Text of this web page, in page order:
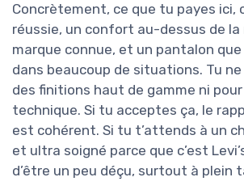
Concrètement, ce que tu payes ici,
réussie, un confort au-dessus de la
marque connue, et un pantalon
dans beaucoup de situations. Tu
des finitions haut de gamme ni
technique. Si tu acceptes ça, le
est cohérent. Si tu t’attends à un
et ultra soigné parce que c’est
d’être un peu déçu, surtout à plein